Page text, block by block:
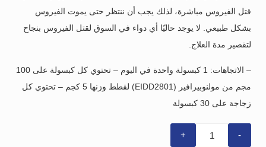
قتل الفيروس مباشرة، لذلك يجب أن ننتظر حتى يموت الفيروس
بشكل طبيعي. لا يوجد حاليًا أي دواء في السوق لقتل الفيروس بنجاح
لتقصير مدة العلاج.
– الاتجاهات: 1 كبسولة واحدة في اليوم – تحتوي كل كبسولة على 100
مجم من مولنوبيرافير (EIDD2801) لقطط وزنها 5 كجم – تحتوي كل
زجاجة على 30 كبسولة